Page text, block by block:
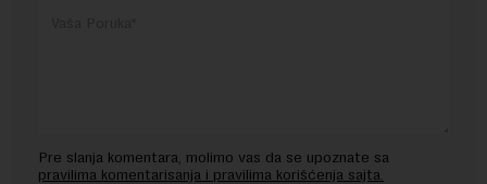
Pre slanja komentara, molimo vas da se upoznate sa
pravilima komentarisanja i pravilima korišćenja sajta.